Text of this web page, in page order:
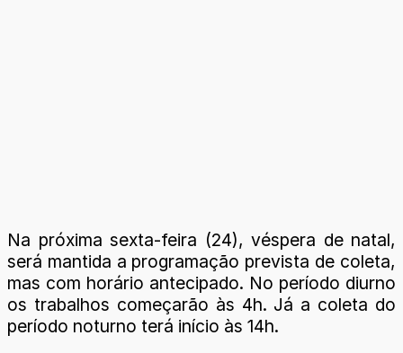
Na próxima sexta-feira (24), véspera de natal,
será mantida a programação prevista de coleta,
mas com horário antecipado. No período diurno
os trabalhos começarão às 4h. Já a coleta do
período noturno terá início às 14h.